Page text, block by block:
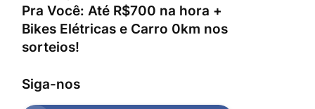
Pra Você: Até R$700 na hora +
Bikes Elétricas e Carro 0km nos
sorteios!
Siga-nos